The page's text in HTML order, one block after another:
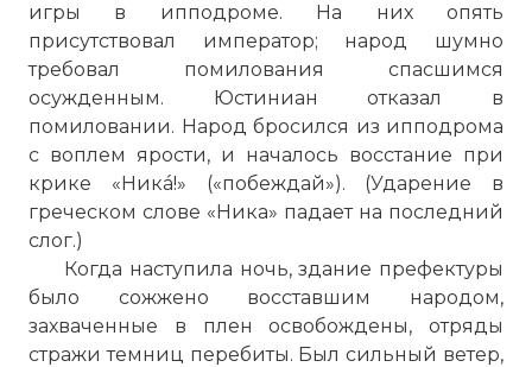
игры в ипподроме. На них опять
присутствовал император; народ шумно
требовал помилования спасшимся
осужденным. Юстиниан отказал в
помиловании. Народ бросился из ипподрома
с воплем ярости, и началось восстание при
крике «Никá!» («побеждай»). (Ударение в
греческом слове «Ника» падает на последний
слог.)
Когда наступила ночь, здание префектуры
было сожжено восставшим народом,
захваченные в плен освобождены, отряды
стражи темниц перебиты. Был сильный ветер,